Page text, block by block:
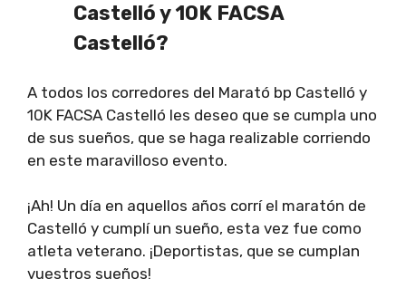
Castelló y 10K FACSA
Castelló?
A todos los corredores del Marató bp Castelló y
10K FACSA Castelló les deseo que se cumpla uno
de sus sueños, que se haga realizable corriendo
en este maravilloso evento.
¡Ah! Un día en aquellos años corrí el maratón de
Castelló y cumplí un sueño, esta vez fue como
atleta veterano. ¡Deportistas, que se cumplan
vuestros sueños!